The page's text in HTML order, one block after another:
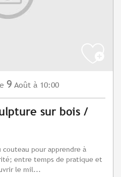
9 Août à 10:00
sur bois /
pour apprendre à
entre temps de pratique et
le mil...